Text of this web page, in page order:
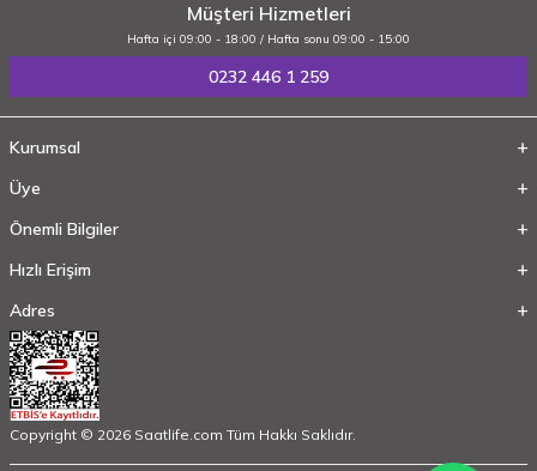
Müşteri Hizmetleri
Hafta içi 09:00 - 18:00 / Hafta sonu 09:00 - 15:00
0232 446 1 259
Kurumsal
Üye
Önemli Bilgiler
Hızlı Erişim
Adres
Copyright © 2026 Saatlife.com Tüm Hakkı Saklıdır.